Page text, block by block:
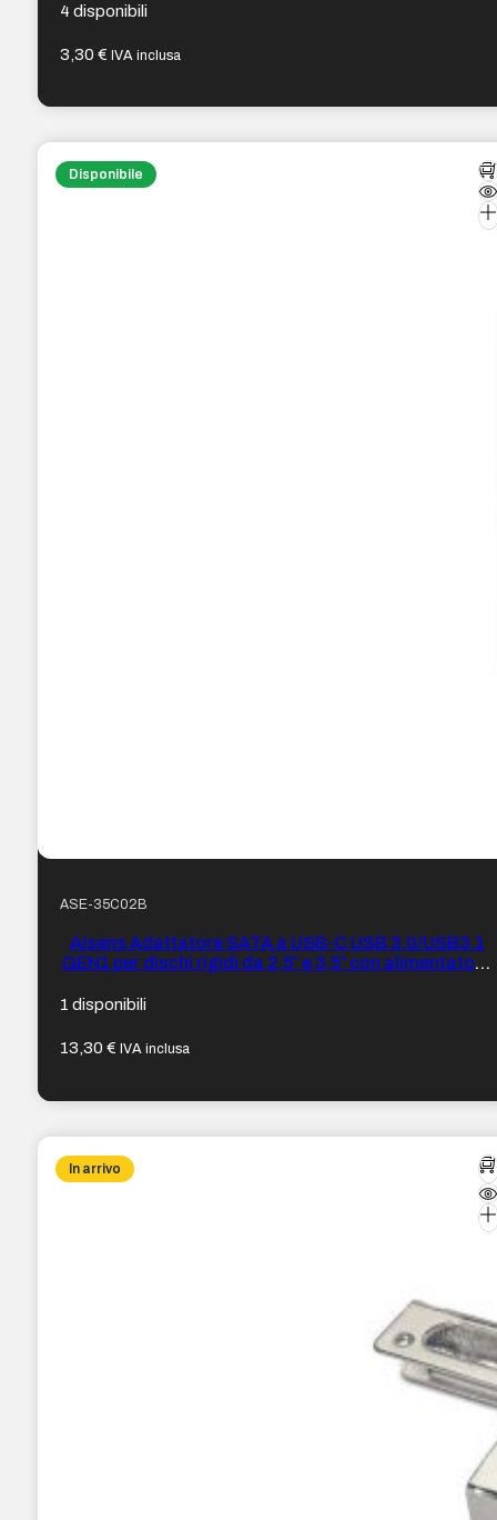
4 disponibili
3,30€ IVA inclusa
Disponibile
ASE-35C02B
Aisens Adattatore SATA a USB-C USB 3.0/USB3.1
GEN1 per dischi rigidi da 2,5″ e 3,5″ con alimentatore
1 disponibili
13,30€ IVA inclusa
In arrivo